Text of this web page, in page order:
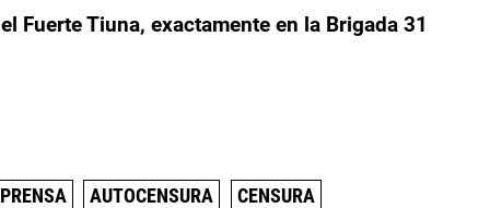
Fuerte Tiuna, exactamente en la Brigada 31
AUTOCENSURA
CENSURA